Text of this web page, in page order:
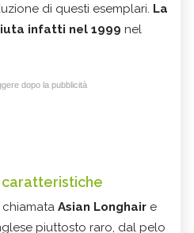
di questi esemplari. La
infatti nel 1999 nel
dopo la pubblicità
caratteristiche
chiamata Asian Longhair e
piuttosto raro, dal pelo